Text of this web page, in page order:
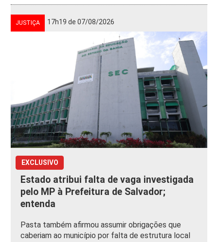
JUSTIÇA 17h19 de 07/08/2026
EXCLUSIVO
Estado atribui falta de vaga investigada
pelo MP à Prefeitura de Salvador;
entenda
Pasta também afirmou assumir obrigações que
caberiam ao município por falta de estrutura local